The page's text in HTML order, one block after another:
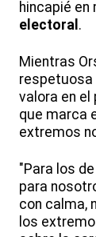
hincapié en
electoral .
Mientras
respetuosa
valora en el
que marca
extremos
"Para los
para
con calma,
los